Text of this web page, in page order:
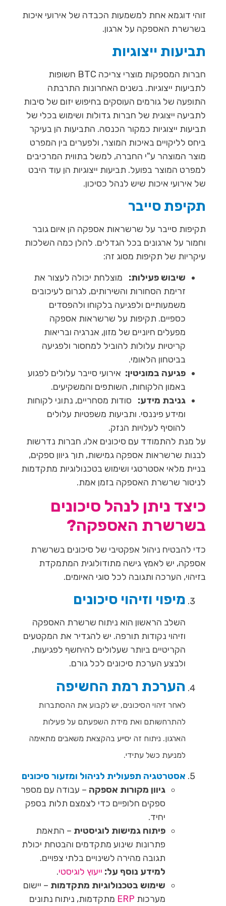
זוהי דוגמא אחת למשמעות הכבדה של אירועי איכות
בשרשרת האספקה על ארגון.
תביעות ייצוגיות
חברות המספקות מוצרי צריכה BTC חשופות
לתביעות ייצוגיות. בשנים האחרונות התרבתה
התופעה של גורמים העוסקים בחיפוש יזום של סיבות
לתביעה ייצוגית של חברות גדולות ושימוש בכלי של
תביעות ייצוגיות כמקור הכנסה. התביעות הן בעיקר
ביחס לליקויים באיכות המוצר, ולפערים בין המפרט
מוצר המוצהר ע"י החברה, למשל בתווית המרכיבים
למפרט המוצר בפועל. תביעות ייצוגיות הן עוד היבט
של אירועי איכות שיש לנהל כסיכון.
תקיפת סייבר
תקיפות סייבר על שרשראות אספקה הן איום גובר
וחמור על ארגונים בכל הגדלים. להלן כמה השלכות
עיקריות של תקיפות מסוג זה:
שיבוש פעילות: מוצלחת יכולה לעצור את
זרימת הסחורות והשירותים, לגרום לעיכובים
משמעותיים ולפגיעה בלקוחו ולהפסדים
כספיים. תקיפות על שרשראות אספקה
מפעלים חיוניים של מזון, אנרגיה ובריאות
קריטיות עלולות להוביל למחסור ולפגיעה
בביטחון הלאומי.
פגיעה במוניטין: אירועי סייבר עלולים לפגוע
באמון הלקוחות, השותפים והמשקיעים.
גניבת מידע: סודות מסחריים, נתוני לקוחות
ומידע פיננסי. ותביעות משפטיות עלולים
להוסיף לעלויות הנזק.
על מנת להתמודד עם סיכונים אלו, חברות נדרשות
לבנות שרשראות אספקה גמישות, תוך גיוון ספקים,
בניית מלאי אסטרטגי ושימוש בטכנולוגיות מתקדמות
לניטור שרשרת האספקה בזמן אמת.
כיצד ניתן לנהל סיכונים
בשרשרת האספקה?
כדי להבטיח ניהול אפקטיבי של סיכונים בשרשרת
אספקה, יש לאמץ גישה מתודולוגית המתמקדת
בזיהוי, הערכה ותגובה לכל סוגי האיומים.
מיפוי וזיהוי סיכונים
השלב הראשון הוא ניתוח שרשרת האספקה
וזיהוי נקודות תורפה. יש להגדיר את המקטעים
הקריטיים ביותר שעלולים להיחשף לפגיעות,
ולבצע הערכת סיכונים לכל גורם.
הערכת רמת החשיפה
לאחר זיהוי הסיכונים, יש לקבוע את ההסתברות
להתרחשותם ואת מידת השפעתם על פעילות
הארגון. ניתוח זה יסייע בהקצאת משאבים מתאימה
למניעת כשל עתידי.
אסטרטגיה תפעולית לניהול ומזעור סיכונים
גיוון מקורות אספקה – עבודה עם מספר
ספקים חלופיים כדי לצמצם תלות בספק
יחיד.
פיתוח גמישות לוגיסטית – התאמת
פתרונות שינוע מתקדמים והבטחת יכולת
תגובה מהירה לשינויים בלתי צפויים.
למידע נוסף על: ייעוץ לוגיסטי.
שימוש בטכנולוגיות מתקדמות – יישום
מערכות ERP מתקדמות, ניתוח נתונים